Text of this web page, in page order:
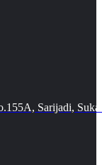
Sarijadi,